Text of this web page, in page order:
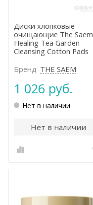
Диски хлопковые
очищающие The Saem
Healing Tea Garden
Cleansing Cotton Pads
Бренд THE SAEM
1 026 руб.
Нет в наличии
Нет в наличии